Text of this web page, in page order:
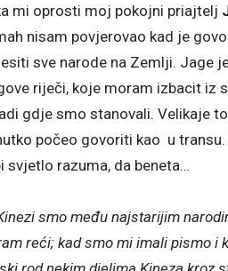
mi oprosti moj pokojni priajtelj
nisam povjerovao kad je
sve narode na Zemlji. Jage
riječi, koje moram izbacit iz
gdje smo stanovali. Velikaje
počeo govoriti kao u
svjetlo razuma, da beneta…
smo među najstarijim
reći; kad smo mi imali pismo i